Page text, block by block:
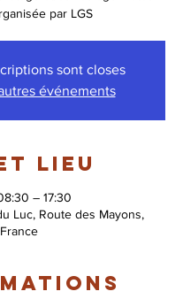
par LGS
sont closes
événements
lieu
– 17:30
Luc, Route des Mayons,